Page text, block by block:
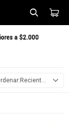
Recientes